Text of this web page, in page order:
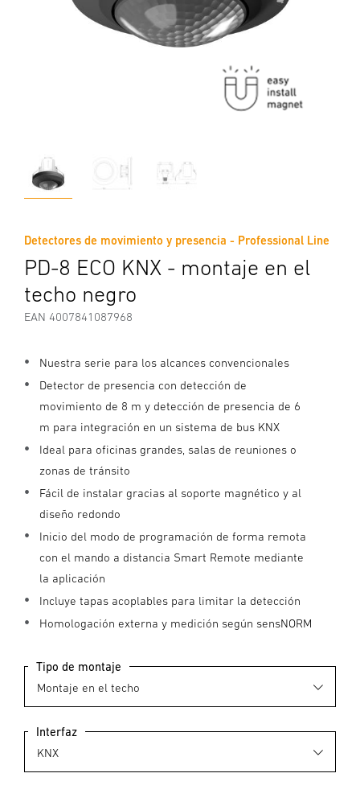
Detectores de movimiento y presencia - Professional Line
PD-8 ECO KNX - montaje en el
techo negro
EAN 4007841087968
Nuestra serie para los alcances convencionales
Detector de presencia con detección de
movimiento de 8 m y detección de presencia de 6
m para integración en un sistema de bus KNX
Ideal para oficinas grandes, salas de reuniones o
zonas de tránsito
Fácil de instalar gracias al soporte magnético y al
diseño redondo
Inicio del modo de programación de forma remota
con el mando a distancia Smart Remote mediante
la aplicación
Incluye tapas acoplables para limitar la detección
Homologación externa y medición según sensNORM
Tipo de montaje
Interfaz